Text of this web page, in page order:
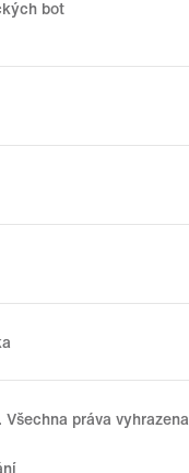
bot
Všechna práva vyhrazena